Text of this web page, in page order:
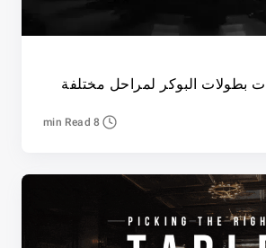
بطولات البوكر لمراحل مختلفة
8 min Read